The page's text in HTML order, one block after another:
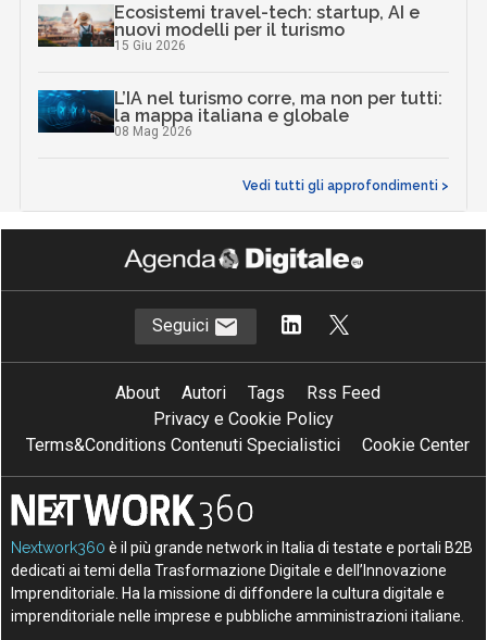
Ecosistemi travel-tech: startup, AI e
nuovi modelli per il turismo
15 Giu 2026
L’IA nel turismo corre, ma non per tutti:
la mappa italiana e globale
08 Mag 2026
Vedi tutti gli approfondimenti >
Seguici
About Autori Tags
Rss Feed
Privacy e Cookie Policy
Terms&Conditions Contenuti Specialistici
Cookie Center
Nextwork360 è il più grande network in Italia di testate e portali B2B
dedicati ai temi della Trasformazione Digitale e dell’Innovazione
Imprenditoriale. Ha la missione di diffondere la cultura digitale e
imprenditoriale nelle imprese e pubbliche amministrazioni italiane.